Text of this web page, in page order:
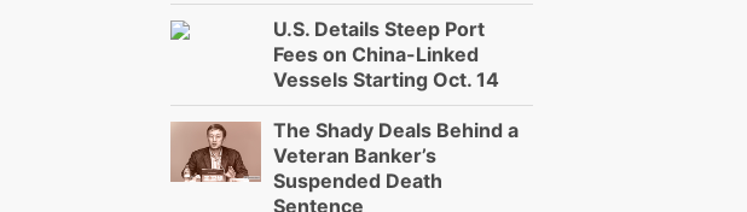
U.S. Details Steep Port
Fees on China-Linked
Vessels Starting Oct. 14
The Shady Deals Behind a
Veteran Banker’s
Suspended Death
Sentence